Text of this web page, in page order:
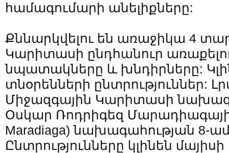
համագումարի անելիքները:
Քննարկվելու են առաջիկա 4
Կարիտասի ընդհանուր
նպատակները և խնդիրները:
տնօրենների ընտրություններ:
Միջազգային Կարիտասի
Օսկար Ռոդրիգեզ Մարադիագայի
Maradiaga) նախագահության 8-
Ընտրությունները կլինեն